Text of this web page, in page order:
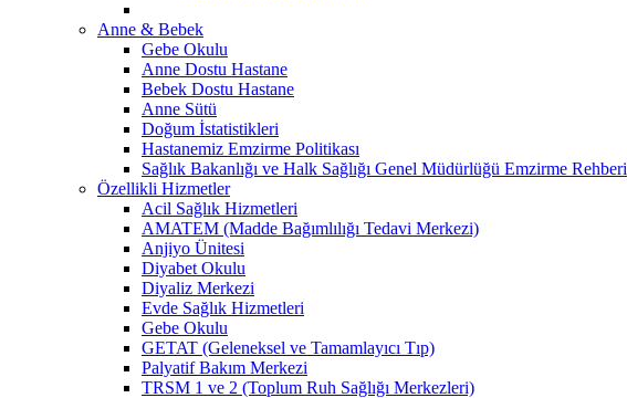
Anne & Bebek
Gebe Okulu
Anne Dostu Hastane
Bebek Dostu Hastane
Anne Sütü
Doğum İstatistikleri
Hastanemiz Emzirme Politikası
Sağlık Bakanlığı ve Halk Sağlığı Genel Müdürlüğü Emzirme Rehberi
Özellikli Hizmetler
Acil Sağlık Hizmetleri
AMATEM (Madde Bağımlılığı Tedavi Merkezi)
Anjiyo Ünitesi
Diyabet Okulu
Diyaliz Merkezi
Evde Sağlık Hizmetleri
Gebe Okulu
GETAT (Geleneksel ve Tamamlayıcı Tıp)
Palyatif Bakım Merkezi
TRSM 1 ve 2 (Toplum Ruh Sağlığı Merkezleri)